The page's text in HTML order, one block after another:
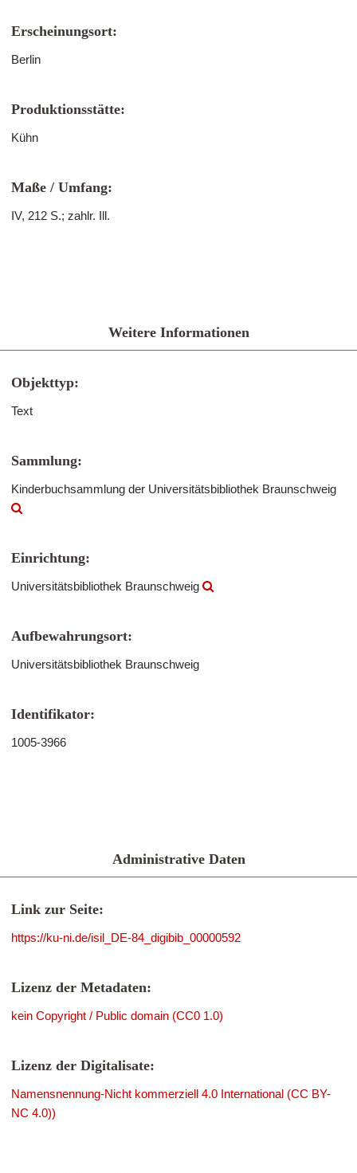
Erscheinungsort:
Berlin
Produktionsstätte:
Kühn
Maße / Umfang:
IV, 212 S.; zahlr. Ill.
Weitere Informationen
Objekttyp:
Text
Sammlung:
Kinderbuchsammlung der Universitätsbibliothek Braunschweig
Einrichtung:
Universitätsbibliothek Braunschweig
Aufbewahrungsort:
Universitätsbibliothek Braunschweig
Identifikator:
1005-3966
Administrative Daten
Link zur Seite:
https://ku-ni.de/isil_DE-84_digibib_00000592
Lizenz der Metadaten:
kein Copyright / Public domain (CC0 1.0)
Lizenz der Digitalisate:
Namensnennung-Nicht kommerziell 4.0 International (CC BY-
NC 4.0))